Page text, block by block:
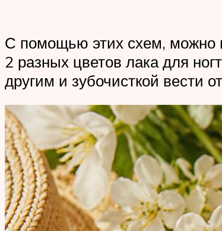
С помощью этих схем, можно
2 разных цветов лака для
другим и зубочисткой вести